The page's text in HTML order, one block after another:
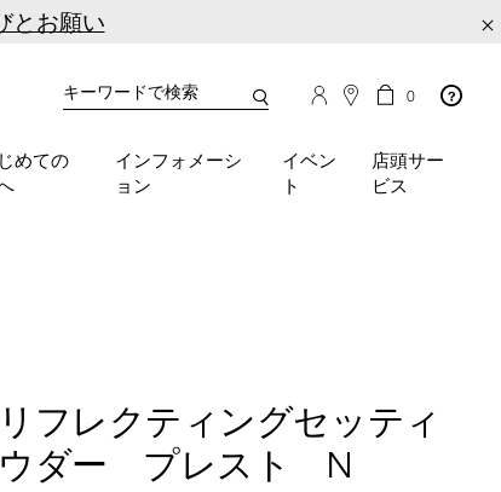
×
とお願い
めての
インフォメーシ
ョン
イベン
ト
店頭サー
ビス
カ
タ
検
use
your
mobile
device)
カ
の
商
品
0
フレクティングセッティ
ウダー プレスト N